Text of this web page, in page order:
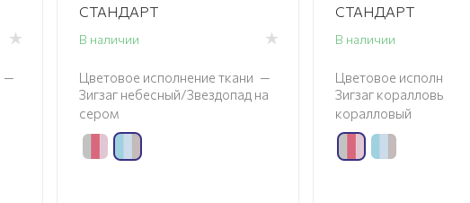
—
СТАНДАРТ
В наличии
Цветовое исполнение ткани —
Зигзаг небесный/Звездопад на
сером
СТАНДАРТ
В наличии
Цветовое
Зигзаг коралловый/
коралловый